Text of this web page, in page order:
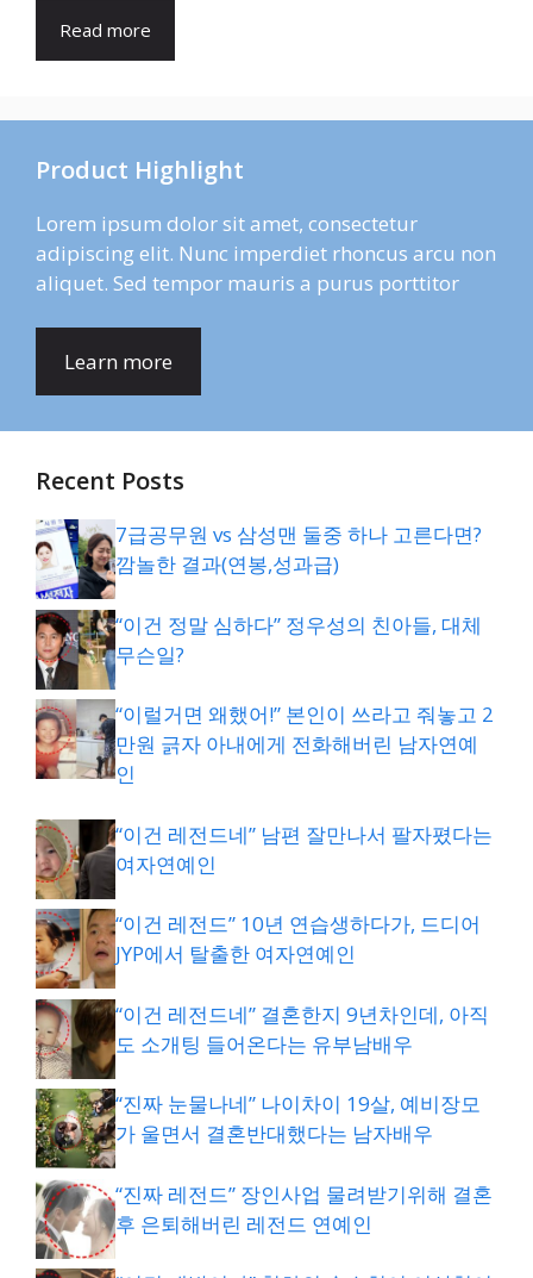
Read more
Product Highlight
Lorem ipsum dolor sit amet, consectetur
adipiscing elit. Nunc imperdiet rhoncus arcu non
aliquet. Sed tempor mauris a purus porttitor
Learn more
Recent Posts
7급공무원 vs 삼성맨 둘중 하나 고른다면?
깜놀한 결과(연봉,성과급)
“이건 정말 심하다” 정우성의 친아들, 대체
무슨일?
“이럴거면 왜했어!” 본인이 쓰라고 줘놓고 2
만원 긁자 아내에게 전화해버린 남자연예
인
“이건 레전드네” 남편 잘만나서 팔자폈다는
여자연예인
“이건 레전드” 10년 연습생하다가, 드디어
JYP에서 탈출한 여자연예인
“이건 레전드네” 결혼한지 9년차인데, 아직
도 소개팅 들어온다는 유부남배우
“진짜 눈물나네” 나이차이 19살, 예비장모
가 울면서 결혼반대했다는 남자배우
“진짜 레전드” 장인사업 물려받기위해 결혼
후 은퇴해버린 레전드 연예인